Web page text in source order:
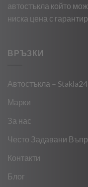
автостъкла който
ниска цена с
ВРЪЗКИ
Автостъкла –
Марки
За нас
Често Задавани
Контакти
Блог